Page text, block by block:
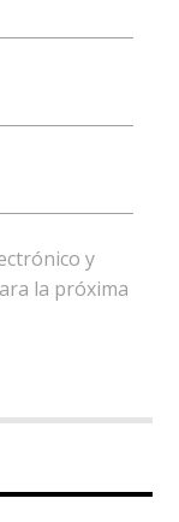
y
la próxima